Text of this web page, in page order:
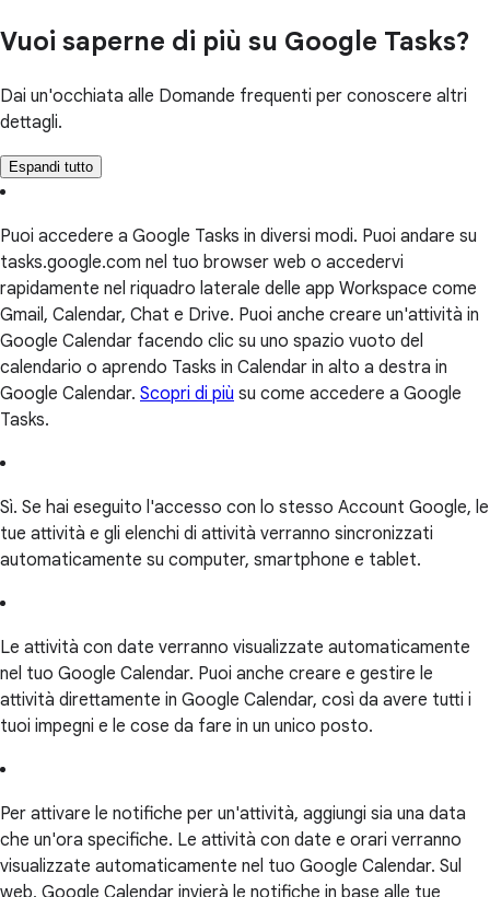
Vuoi saperne di più su Google Tasks?
Dai un'occhiata alle Domande frequenti per conoscere altri
dettagli.
Espandi tutto
Puoi accedere a Google Tasks in diversi modi. Puoi andare su
tasks.google.com nel tuo browser web o accedervi
rapidamente nel riquadro laterale delle app Workspace come
Gmail, Calendar, Chat e Drive. Puoi anche creare un'attività in
Google Calendar facendo clic su uno spazio vuoto del
calendario o aprendo Tasks in Calendar in alto a destra in
Google Calendar. Scopri di più su come accedere a Google
Tasks.
Sì. Se hai eseguito l'accesso con lo stesso Account Google, le
tue attività e gli elenchi di attività verranno sincronizzati
automaticamente su computer, smartphone e tablet.
Le attività con date verranno visualizzate automaticamente
nel tuo Google Calendar. Puoi anche creare e gestire le
attività direttamente in Google Calendar, così da avere tutti i
tuoi impegni e le cose da fare in un unico posto.
Per attivare le notifiche per un'attività, aggiungi sia una data
che un'ora specifiche. Le attività con date e orari verranno
visualizzate automaticamente nel tuo Google Calendar. Sul